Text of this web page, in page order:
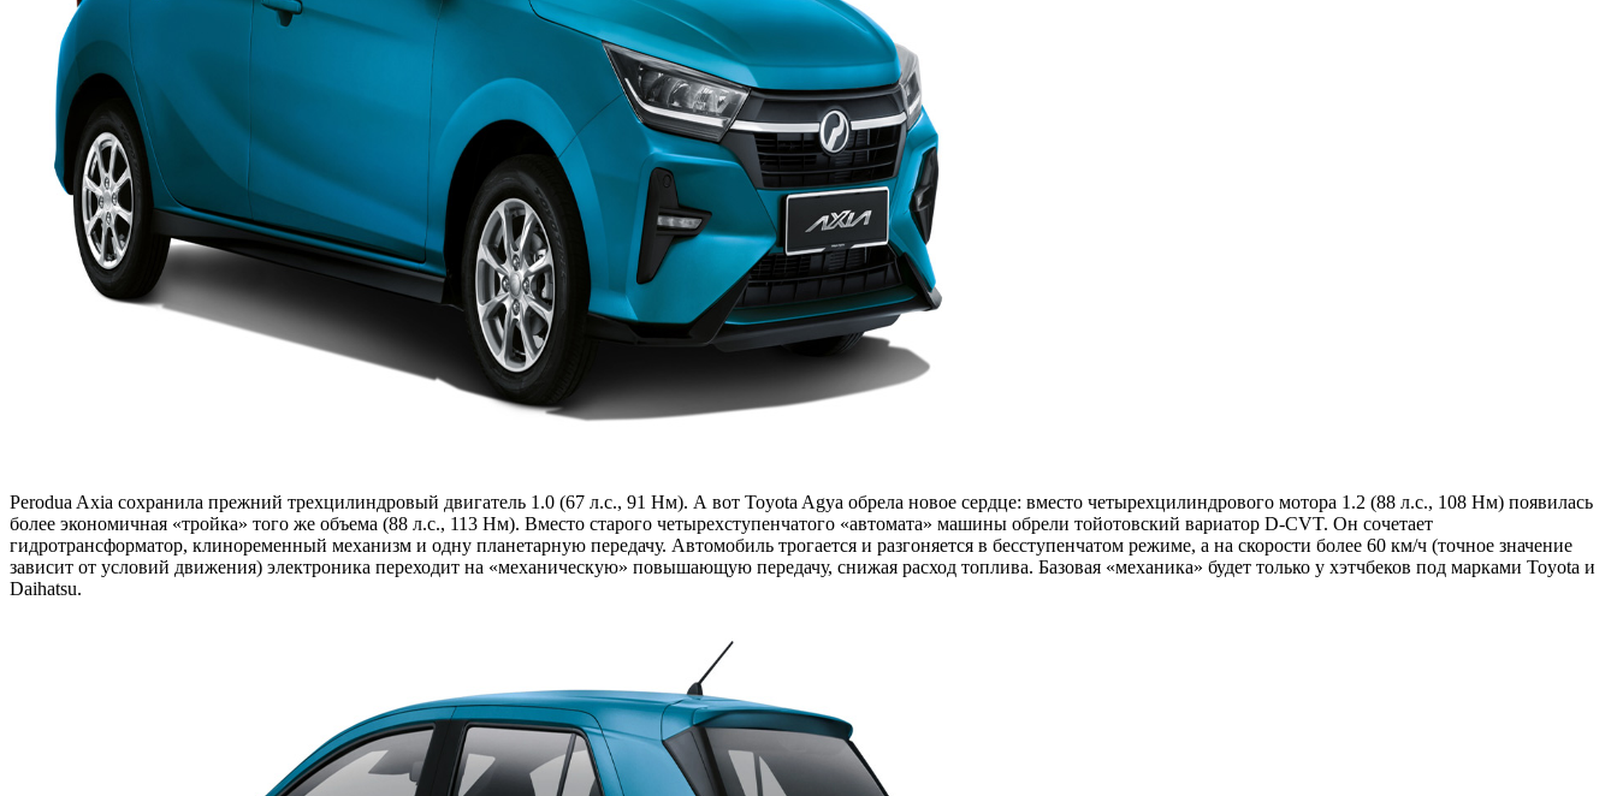
Perodua Axia сохранила прежний трехцилиндровый двигатель 1.0 (67 л.с., 91 Нм). А вот Toyota Agya обрела новое сердце: вместо четырехцилиндрового мотора 1.2 (88 л.с., 108 Нм) появилась
более экономичная «тройка» того же объема (88 л.с., 113 Нм). Вместо старого четырехступенчатого «автомата» машины обрели тойотовский вариатор D-CVT. Он сочетает
гидротрансформатор, клиноременный механизм и одну планетарную передачу. Автомобиль трогается и разгоняется в бесступенчатом режиме, а на скорости более 60 км/ч (точное значение
зависит от условий движения) электроника переходит на «механическую» повышающую передачу, снижая расход топлива. Базовая «механика» будет только у хэтчбеков под марками Toyota и
Daihatsu.